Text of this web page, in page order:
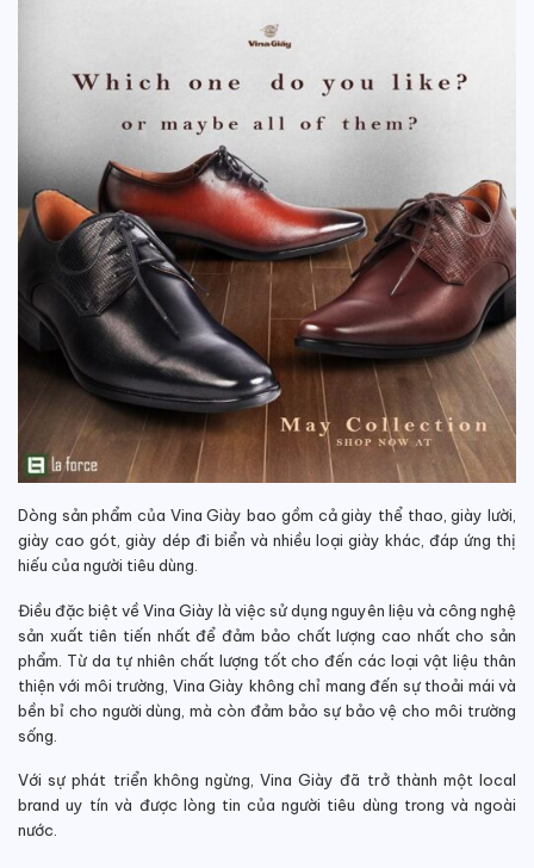
Dòng sản phẩm của Vina Giày bao gồm cả giày thể thao, giày lười,
giày cao gót, giày dép đi biển và nhiều loại giày khác, đáp ứng thị
hiếu của người tiêu dùng.
Điều đặc biệt về Vina Giày là việc sử dụng nguyên liệu và công nghệ
sản xuất tiên tiến nhất để đảm bảo chất lượng cao nhất cho sản
phẩm. Từ da tự nhiên chất lượng tốt cho đến các loại vật liệu thân
thiện với môi trường, Vina Giày không chỉ mang đến sự thoải mái và
bền bỉ cho người dùng, mà còn đảm bảo sự bảo vệ cho môi trường
sống.
Với sự phát triển không ngừng, Vina Giày đã trở thành một local
brand uy tín và được lòng tin của người tiêu dùng trong và ngoài
nước.